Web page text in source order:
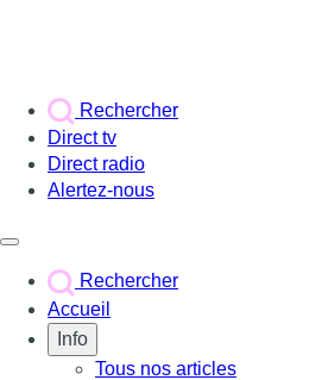
Rechercher
Direct tv
Direct radio
Alertez-nous
Rechercher
Accueil
Info
Tous nos articles